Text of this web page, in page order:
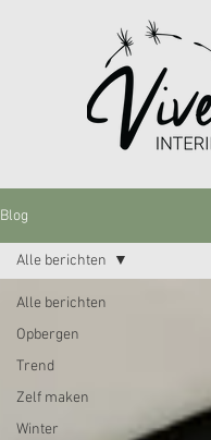
Blog
Alle berichten
Opbergen
Trend
Zelf maken
Winter
Alle berichten